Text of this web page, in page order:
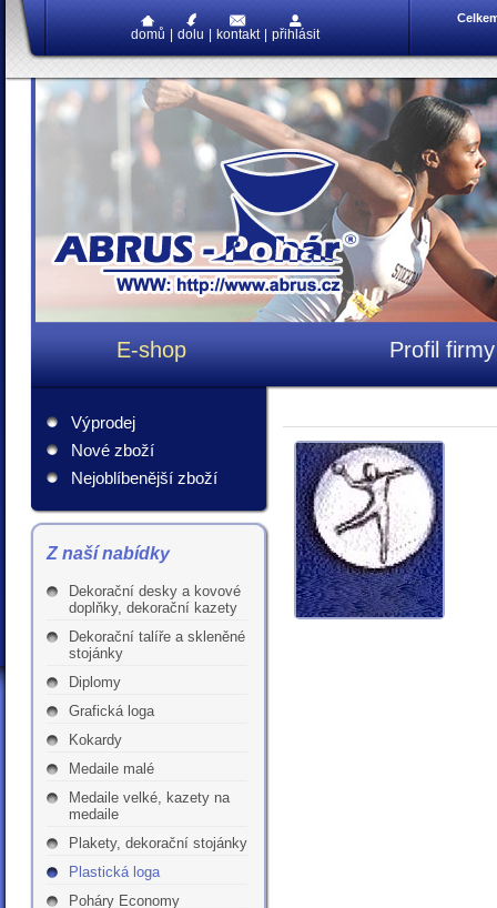
domů dolu kontakt přihlásit
E-shop Profil firmy
Výprodej
Nové zboží
Nejoblíbenější zboží
Z naší nabídky
Dekorační desky a kovové
doplňky, dekorační kazety
Dekorační talíře a skleněné
stojánky
Diplomy
Grafická loga
Kokardy
Medaile malé
Medaile velké, kazety na
medaile
Plakety, dekorační stojánky
Plastická loga
Poháry Economy